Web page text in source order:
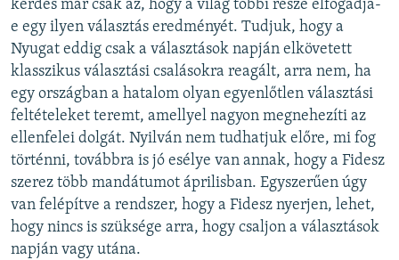
kérdés már csak az, hogy a világ többi része elfogadja-
e egy ilyen választás eredményét. Tudjuk, hogy a
Nyugat eddig csak a választások napján elkövetett
klasszikus választási csalásokra reagált, arra nem, ha
egy országban a hatalom olyan egyenlőtlen választási
feltételeket teremt, amellyel nagyon megnehezíti az
ellenfelei dolgát. Nyilván nem tudhatjuk előre, mi fog
történni, továbbra is jó esélye van annak, hogy a Fidesz
szerez több mandátumot áprilisban. Egyszerűen úgy
van felépítve a rendszer, hogy a Fidesz nyerjen, lehet,
hogy nincs is szüksége arra, hogy csaljon a választások
napján vagy utána.